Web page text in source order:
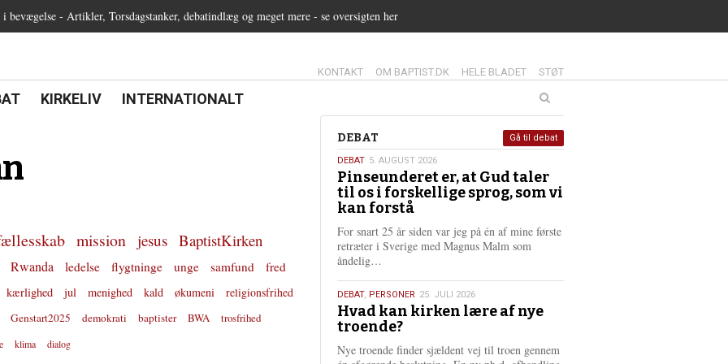
bevægelse - Artikler, Torsdagstanker, debatindlæg og meget mere - se oversigten her
13.0:
KONTAKT 14.0:
OM BAPTIST.DK 15.0:
HELE BLADET 16.0:
STØT
21.0:
KIRKELIV 22.0:
INTERNATIONALT
mission jesus BaptistKirken
Rwanda ledelse flygtninge unge samfund
fred
kærlighed jul menighed kald økumeni
religionsfrihed
Genstart2025 demokrati baptister BWA
trosfrihed
klima dialog
Debat
DEBAT
5.
august
2026
DEBAT 5. AUGUST 2026
Pinseunderet er, at Gud taler
til os i forskellige sprog, som vi
kan forstå
For snart 25 år siden var jeg på én af mine første
retræter i Sverige med Magnus Malm som
åndelig…
s
m
e
r
e
25.
juli
2026
DEBAT, PERSONER 25. JULI 2026
Hvad kan kirken lære af nye
troende?
Nye troende finder sjældent vej til troen gennem
Gå til debat